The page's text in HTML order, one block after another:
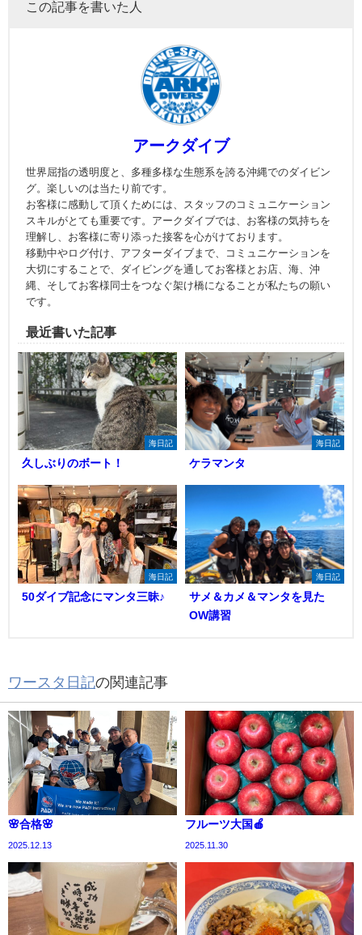
この記事を書いた人
アークダイブ
世界屈指の透明度と、多種多様な生態系を誇る沖縄でのダイビン
グ。楽しいのは当たり前です。
お客様に感動して頂くためには、スタッフのコミュニケーション
スキルがとても重要です。アークダイブでは、お客様の気持ちを
理解し、お客様に寄り添った接客を心がけております。
移動中やログ付け、アフターダイブまで、コミュニケーションを
大切にすることで、ダイビングを通してお客様とお店、海、沖
縄、そしてお客様同士をつなぐ架け橋になることが私たちの願い
です。
最近書いた記事
海日記
久しぶりのボート！
海日記
ケラマンタ
海日記
50ダイブ記念にマンタ三昧♪
海日記
サメ＆カメ＆マンタを見た
OW講習
ワースタ日記の関連記事
🌸合格🌸
2025.12.13
フルーツ大国🍎
2025.11.30